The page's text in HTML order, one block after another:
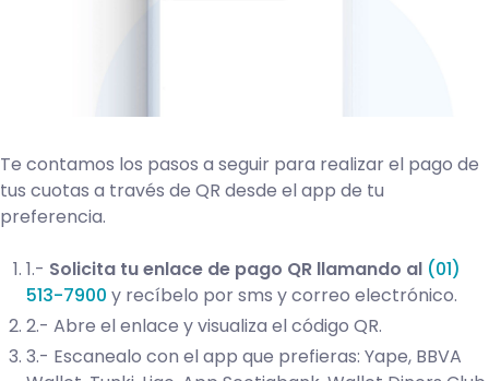
Te contamos los pasos a seguir para realizar el pago de
tus cuotas a través de QR desde el app de tu
preferencia.
1.- Solicita tu enlace de pago QR llamando al (01)
513-7900 y recíbelo por sms y correo electrónico.
2.- Abre el enlace y visualiza el código QR.
3.- Escanealo con el app que prefieras: Yape, BBVA